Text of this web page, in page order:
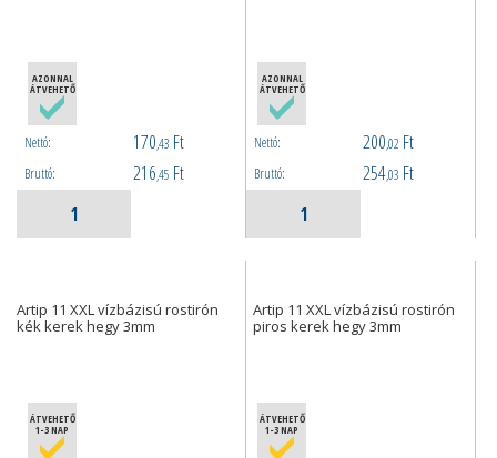
AZONNAL
ÁTVEHETŐ
Nettó: 170,43 Ft
Bruttó: 216,45 Ft
AZONNAL
ÁTVEHETŐ
Nettó: 200,02 Ft
Bruttó: 254,03 Ft
Artip 11 XXL vízbázisú rostirón
kék kerek hegy 3mm
ÁTVEHETŐ
1-3 NAP
Artip 11 XXL vízbázisú rostirón
piros kerek hegy 3mm
ÁTVEHETŐ
1-3 NAP